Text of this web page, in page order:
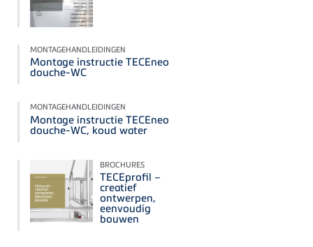
MONTAGEHANDLEIDINGEN
Montage instructie TECEneo
douche-WC
MONTAGEHANDLEIDINGEN
Montage instructie TECEneo
douche-WC, koud water
BROCHURES
TECEprofil –
creatief
ontwerpen,
eenvoudig
bouwen